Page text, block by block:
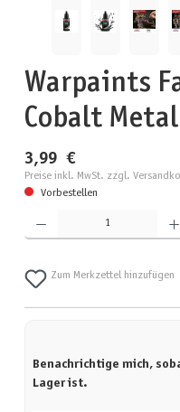
Warpaints
Cobalt
3,99 €
Preise inkl. MwSt. zzgl.
Vorbestellen
Produkt Anzahl: Gib den gewünschten
Zum Merkzettel hinzufügen
Benachrichtige mich,
Lager ist.